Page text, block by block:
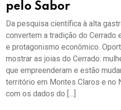
pelo Sabor
Da pesquisa científica à alta
convertem a tradição do
e protagonismo econômico.
mostrar as joias do Cerrado:
que empreenderam e estão
território em Montes Claros e no
com os dados do […]